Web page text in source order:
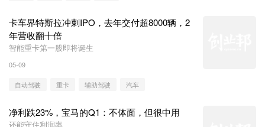
卡车界特斯拉冲刺IPO，去年交付超8000辆，2
年营收翻十倍
智能重卡第一股即将诞生
05-09
自动驾驶 重卡 辅助驾驶 汽车
净利跌23%，宝马的Q1：不体面，但很中用
还能守住利润率